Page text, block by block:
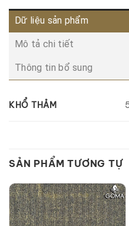
Dữ liệu sản phẩm
Mô tả chi tiết
Thông tin bổ sung
KHỔ THẢM
SẢN PHẨM TƯƠNG TỰ